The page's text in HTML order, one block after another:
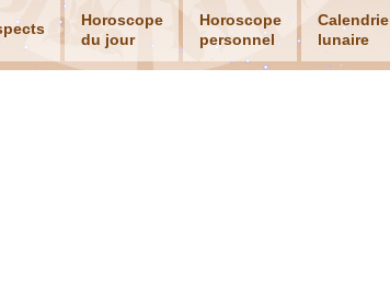
Horoscope
du jour
Horoscope
personnel
lunaire